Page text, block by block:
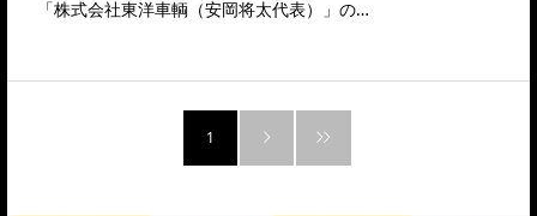
「株式会社東洋車輌（安岡将太代表）」の…
1